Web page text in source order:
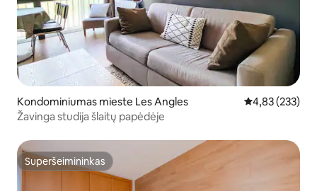
Kondominiumas mieste Les Angles Vidutinis
4,83 (233)
Žavinga studija šlaitų papėdėje
Superšeimininkas
Superšeimininkas